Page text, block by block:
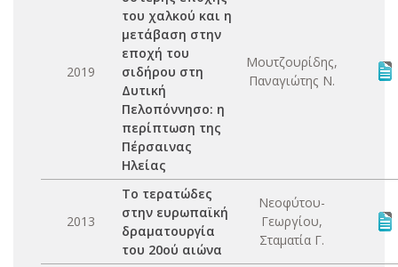
2019
του χαλκού και η
μετάβαση στην
εποχή του
σιδήρου στη
Δυτική
Πελοπόννησο: η
περίπτωση της
Πέρσαινας
Ηλείας
Μουτζουρίδης,
Παναγιώτης Ν.
2013
Το τερατώδες
στην ευρωπαϊκή
δραματουργία
του 20ού αιώνα
Νεοφύτου-
Γεωργίου,
Σταματία Γ.